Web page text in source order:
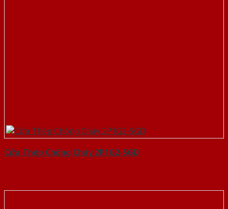
Cửa Thép Chống Cháy 2P1G2-SGD